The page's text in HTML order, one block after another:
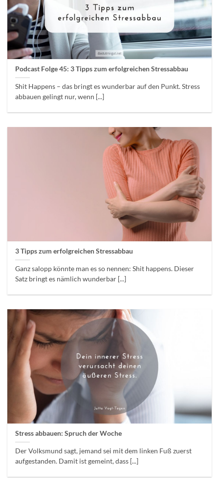
Podcast Folge 45: 3 Tipps zum erfolgreichen Stressabbau
Shit Happens – das bringt es wunderbar auf den Punkt. Stress
abbauen gelingt nur, wenn [...]
3 Tipps zum erfolgreichen Stressabbau
Ganz salopp könnte man es so nennen: Shit happens. Dieser
Satz bringt es nämlich wunderbar [...]
Stress abbauen: Spruch der Woche
Der Volksmund sagt, jemand sei mit dem linken Fuß zuerst
aufgestanden. Damit ist gemeint, dass [...]